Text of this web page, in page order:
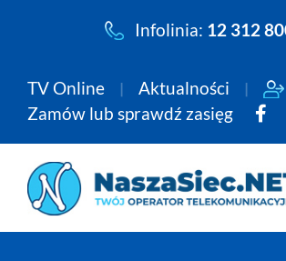
Infolinia: 12 312
TV Online Aktualności
Zamów lub sprawdź zasięg